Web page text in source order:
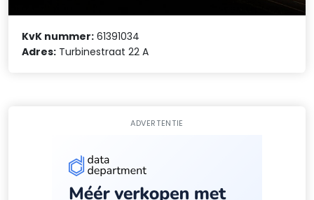
KvK nummer: 61391034
Adres: Turbinestraat 22 A
ADVERTENTIE